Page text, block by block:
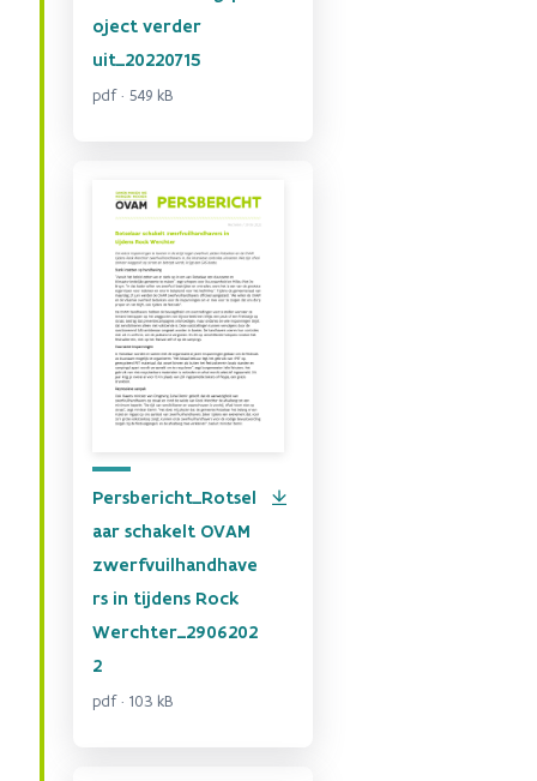
oject verder
uit_20220715
pdf · 549 kB
Persbericht_Rotsel
aar schakelt OVAM
zwerfvuilhandhave
rs in tijdens Rock
Werchter_2906202
2
pdf · 103 kB